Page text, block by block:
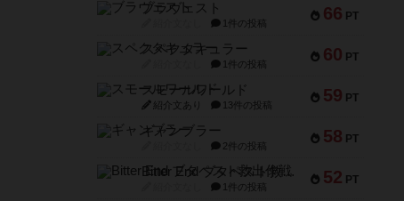
66 PT
ブラヴェスト
1件の投稿
60 PT
スペクタキュラー
1件の投稿
59 PT
スモールワールド
紹介文あり 13件の投稿
58 PT
ギャンブラー
2件の投稿
52 PT
Bitter End ブタペスト救出作戦
1件の投稿